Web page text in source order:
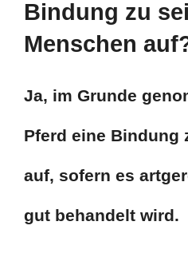
Bindung zu
Menschen
Ja, im Grunde
Pferd eine Bindung
auf, sofern es
gut behandelt wird.